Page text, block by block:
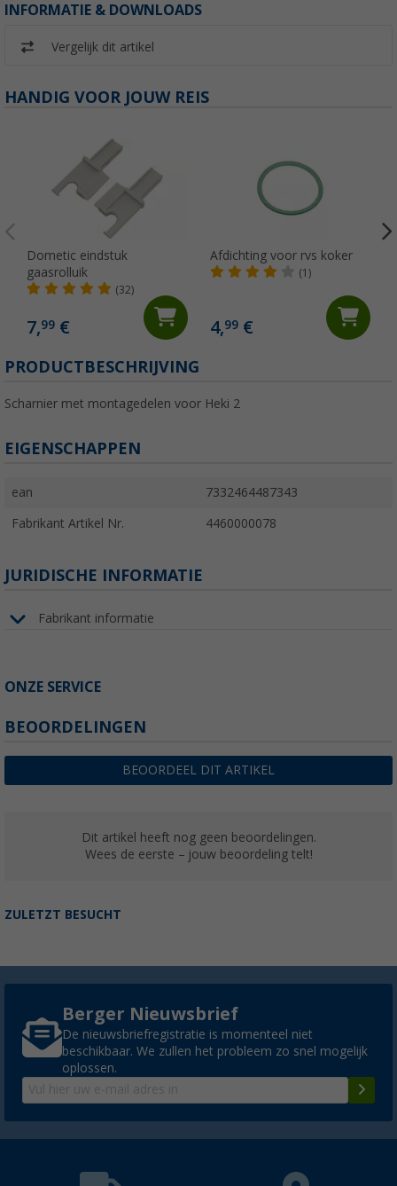
INFORMATIE & DOWNLOADS
Vergelijk dit artikel
HANDIG VOOR JOUW REIS
Dometic eindstuk
gaasrolluik
(32)
7,99 €
Afdichting voor rvs koker
(1)
4,99€
PRODUCTBESCHRIJVING
Scharnier met montagedelen voor Heki 2
EIGENSCHAPPEN
ean 7332464487343
Fabrikant Artikel Nr. 4460000078
JURIDISCHE INFORMATIE
Fabrikant informatie
ONZE SERVICE
BEOORDELINGEN
BEOORDEEL DIT ARTIKEL
Dit artikel heeft nog geen beoordelingen.
Wees de eerste – jouw beoordeling telt!
ZULETZT BESUCHT
Berger Nieuwsbrief
De nieuwsbriefregistratie is momenteel niet
beschikbaar. We zullen het probleem zo snel mogelijk
oplossen.